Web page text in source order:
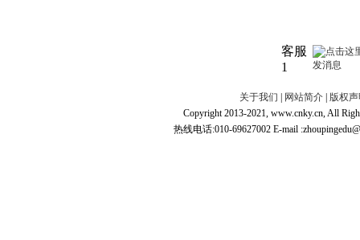
客服
1
关于我们 | 网站简介 | 版权
Copyright 2013-2021, www.cnky.cn, All
热线电话:010-69627002 E-mail